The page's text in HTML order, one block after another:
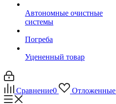
Автономные очистные
системы
Погреба
Уцененный товар
Сравнение0 Отложенные